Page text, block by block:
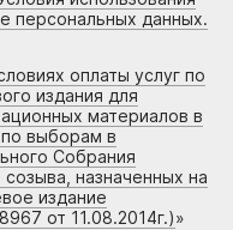
персональных данных.
оплаты услуг по
издания для
материалов в
выборам в
Собрания
назначенных на
издание
от 11.08.2014г.)»